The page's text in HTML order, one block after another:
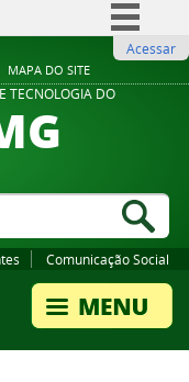
MAPA DO SITE
Comunica BR
Participe
Legislação
Acessar
TECNOLOGIA DO
Comunicação Social